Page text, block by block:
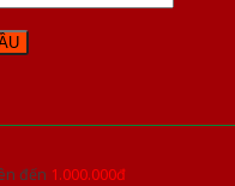
đến 1.000.000đ